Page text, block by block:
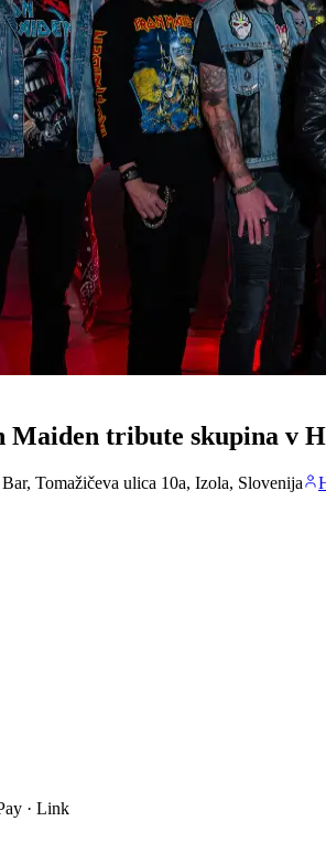
tribute skupina v
Tomažičeva ulica 10a, Izola, Slovenija
· Link